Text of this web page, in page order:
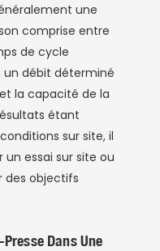
une
comprise entre
de cycle
un débit déterminé
la capacité de la
étant
sur site, il
essai sur site ou
des objectifs
Dans Une